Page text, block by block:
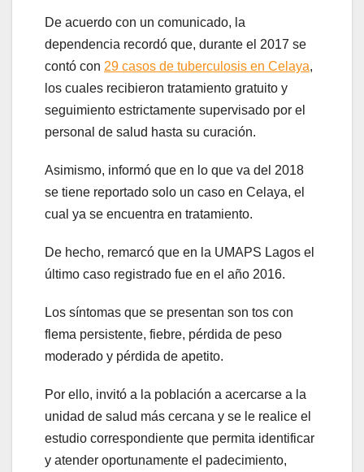
De acuerdo con un comunicado, la
dependencia recordó que, durante el 2017 se
contó con 29 casos de tuberculosis en Celaya,
los cuales recibieron tratamiento gratuito y
seguimiento estrictamente supervisado por el
personal de salud hasta su curación.
Asimismo, informó que en lo que va del 2018
se tiene reportado solo un caso en Celaya, el
cual ya se encuentra en tratamiento.
De hecho, remarcó que en la UMAPS Lagos el
último caso registrado fue en el año 2016.
Los síntomas que se presentan son tos con
flema persistente, fiebre, pérdida de peso
moderado y pérdida de apetito.
Por ello, invitó a la población a acercarse a la
unidad de salud más cercana y se le realice el
estudio correspondiente que permita identificar
y atender oportunamente el padecimiento,